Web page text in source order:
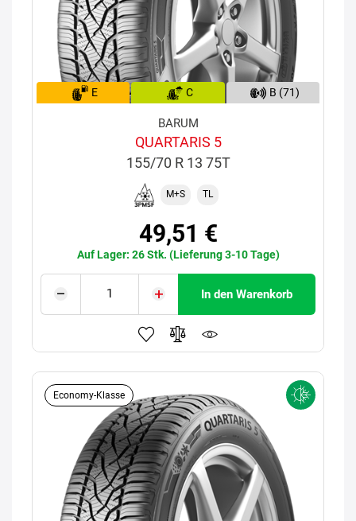
E C B (71)
BARUM
QUARTARIS 5
155/70 R 13 75T
M+S TL
49,51 €
Auf Lager: 26 Stk. (Lieferung 3-10 Tage)
In den Warenkorb
Economy-Klasse